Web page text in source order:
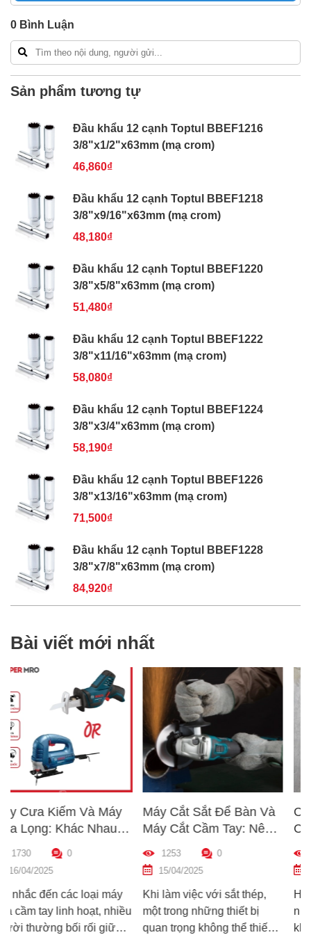
Freeship toàn quốc đơn từ 3 triệu
Bao 1 đổi 1 trong 24 giờ
Nếu bạn cần thêm thông tin của
vui lòng liên hệ hotline -
0 Bình Luận
Sản phẩm tương tự
Đầu khẩu 12 cạnh Toptul BBEF1216
3/8"x1/2"x63mm (mạ crom)
46,860₫
Đầu khẩu 12 cạnh Toptul BBEF1218
3/8"x9/16"x63mm (mạ crom)
48,180₫
Đầu khẩu 12 cạnh Toptul BBEF1220
3/8"x5/8"x63mm (mạ crom)
51,480₫
Đầu khẩu 12 cạnh Toptul BBEF1222
3/8"x11/16"x63mm (mạ crom)
58,080₫
Đầu khẩu 12 cạnh Toptul BBEF1224
3/8"x3/4"x63mm (mạ crom)
58,190₫
Đầu khẩu 12 cạnh Toptul BBEF1226
3/8"x13/16"x63mm (mạ crom)
71,500₫
Đầu khẩu 12 cạnh Toptul BBEF1228
3/8"x7/8"x63mm (mạ crom)
84,920₫
Bài viết mới nhất
máy
nhiều
Máy Cắt Sắt Để Bàn Và
Máy Cắt Cầm Tay: Nên
Chọn Loại Nào Phù Hợp
Nhất?
1253
Khi làm việc với sắt thép,
một trong những thiết bị
quan trọng không thể thiếu
Cách Kiểm Tra
Chất Lượng Máy
Trước Khi Mua –
Dẫn Chi Tiết Cho
1210
Hướng dẫn cách kiểm
nhanh chất lượng máy
khoan trước khi mua –